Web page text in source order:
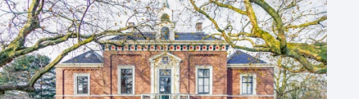
Aantal zalen
1 - 5 zalen
6 - 10 zalen
10 of meer zalen